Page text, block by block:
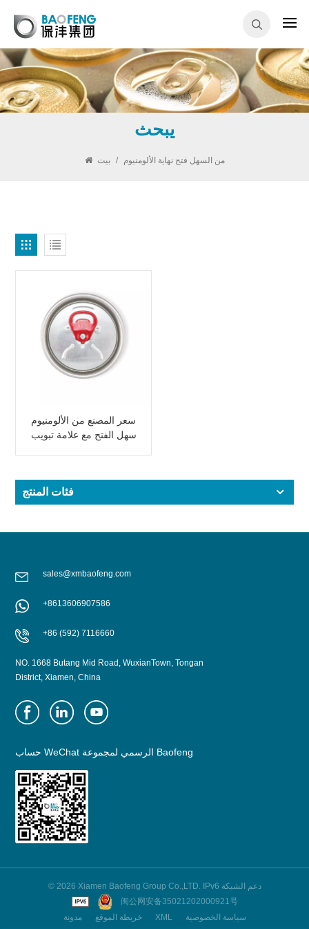
يبحث
بيت / من السهل فتح نهاية الألومنيوم
سعر المصنع من الألومنيوم
سهل الفتح مع علامة تبويب
فئات المنتج
sales@xmbaofeng.com
+8613606907586
+86 (592) 7116660
NO. 1668 Butang Mid Road, WuxianTown, Tongan
District, Xiamen, China
حساب WeChat الرسمي لمجموعة Baofeng
© 2026 Xiamen Baofeng Group Co.,LTD. IPv6 دعم الشبكة
闽公网安备35021202000921号
مدونة
خريطة الموقع XML سياسة الخصوصية